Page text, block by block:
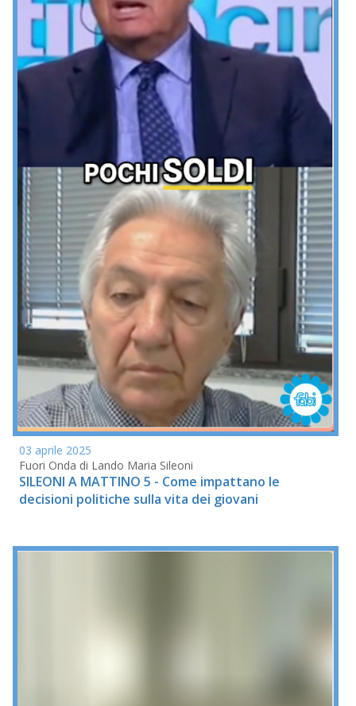
03 aprile 2025
Fuori Onda di Lando Maria Sileoni
SILEONI A MATTINO 5 - Come impattano le
decisioni politiche sulla vita dei giovani